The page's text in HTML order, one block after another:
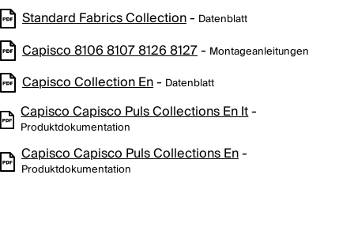
Standard Fabrics Collection- Datenblatt
Capisco 8106 8107 8126 8127- Montageanleitungen
Capisco Collection En- Datenblatt
Capisco Capisco Puls Collections En It-
Produktdokumentation
Capisco Capisco Puls Collections En-
Produktdokumentation